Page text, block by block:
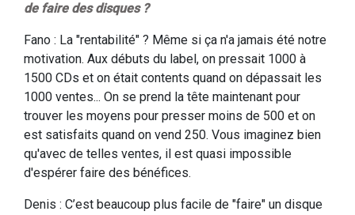
de faire des disques ?
Fano : La "rentabilité" ? Même si ça n'a jamais été notre
motivation. Aux débuts du label, on pressait 1000 à
1500 CDs et on était contents quand on dépassait les
1000 ventes... On se prend la tête maintenant pour
trouver les moyens pour presser moins de 500 et on
est satisfaits quand on vend 250. Vous imaginez bien
qu'avec de telles ventes, il est quasi impossible
d'espérer faire des bénéfices.
Denis : C’est beaucoup plus facile de "faire" un disque